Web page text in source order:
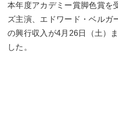
本年度アカデミー賞脚色賞を
ズ主演、エドワード・ベルガ
の興行収入が4月26日（土）
した。